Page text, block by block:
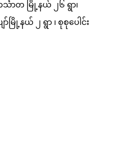
င်္သာတ မြို့နယ် ၂၆ ရွာ၊
ြို့နယ် ၂ ရွာ ၊ စုစုပေါင်း